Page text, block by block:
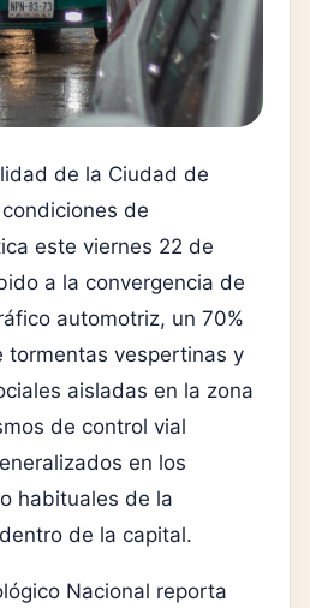
de la Ciudad de
de
este viernes 22 de
a la convergencia de
automotriz, un 70%
vespertinas y
aisladas en la zona
de control vial
en los
habituales de la
de la capital.
Nacional reporta